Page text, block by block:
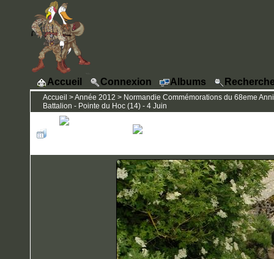
Accueil Connexion Albums
Accueil >Année 2012 > Normandie Commémorations du 68eme
Battalion - Pointe du Hoc (14) - 4 Juin